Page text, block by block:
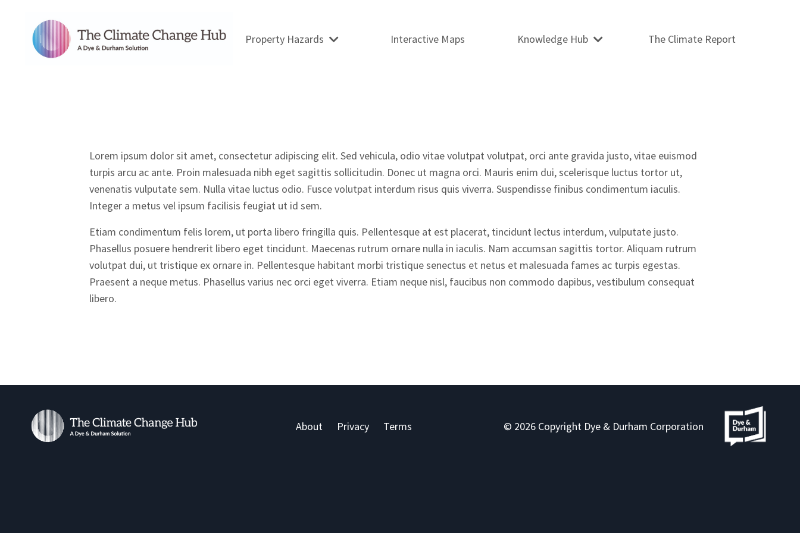
Property Hazards Interactive Maps Knowledge Hub The Climate Report
Lorem ipsum dolor sit amet, consectetur adipiscing elit. Sed vehicula, odio vitae volutpat volutpat, orci ante gravida justo, vitae euismod
turpis arcu ac ante. Proin malesuada nibh eget sagittis sollicitudin. Donec ut magna orci. Mauris enim dui, scelerisque luctus tortor ut,
venenatis vulputate sem. Nulla vitae luctus odio. Fusce volutpat interdum risus quis viverra. Suspendisse finibus condimentum iaculis.
Integer a metus vel ipsum facilisis feugiat ut id sem.
Etiam condimentum felis lorem, ut porta libero fringilla quis. Pellentesque at est placerat, tincidunt lectus interdum, vulputate justo.
Phasellus posuere hendrerit libero eget tincidunt. Maecenas rutrum ornare nulla in iaculis. Nam accumsan sagittis tortor. Aliquam rutrum
volutpat dui, ut tristique ex ornare in. Pellentesque habitant morbi tristique senectus et netus et malesuada fames ac turpis egestas.
Praesent a neque metus. Phasellus varius nec orci eget viverra. Etiam neque nisl, faucibus non commodo dapibus, vestibulum consequat
libero.
About Privacy Terms © 2026 Copyright Dye & Durham Corporation